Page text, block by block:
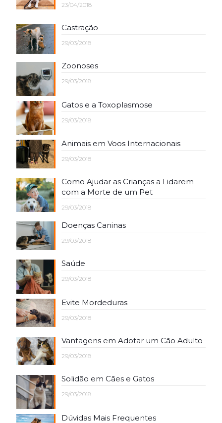
23/04/2018
Castração
29/03/2018
Zoonoses
29/03/2018
Gatos e a Toxoplasmose
29/03/2018
Animais em Voos Internacionais
29/03/2018
Como Ajudar as Crianças a Lidarem
com a Morte de um Pet
29/03/2018
Doenças Caninas
29/03/2018
Saúde
29/03/2018
Evite Mordeduras
29/03/2018
Vantagens em Adotar um Cão Adulto
29/03/2018
Solidão em Cães e Gatos
29/03/2018
Dúvidas Mais Frequentes